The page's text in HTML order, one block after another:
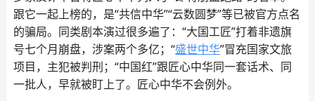
跟它一起上榜的，是“共信中华”“云数圆梦”等已被官方点名
的骗局。同类剧本演过很多遍了：“大国工匠”打着非遗旗
号七个月崩盘，涉案两个多亿；“盛世中华”冒充国家文旅
项目，主犯被判刑；“中国红”跟匠心中华同一套话术、同
一批人，早就被盯上了。匠心中华不会例外。